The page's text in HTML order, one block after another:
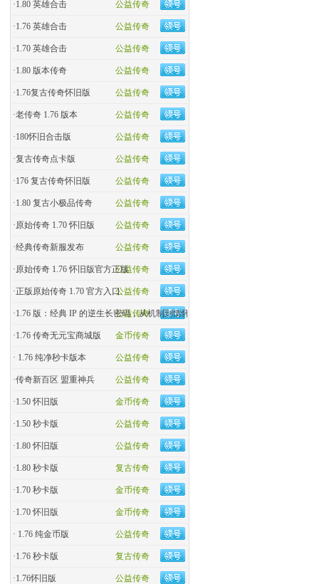
公益传奇
·1.80 英雄合击
公益传奇
·1.76 英雄合击
公益传奇
·1.70 英雄合击
公益传奇
·1.80 版本传奇
公益传奇
·1.76复古传奇怀旧版
公益传奇
·老传奇 1.76 版本
公益传奇
·180怀旧合击版
公益传奇
·复古传奇点卡版
公益传奇
·176 复古传奇怀旧版
公益传奇
·1.80 复古小极品传奇
公益传奇
·原始传奇 1.70 怀旧版
公益传奇
·经典传奇新服发布
公益传奇
·原始传奇 1.76 怀旧版官方正版
公益传奇
·正版原始传奇 1.70 官方入口
公益传奇
·1.76 版：经典 IP 的逆生长密码，从机制到情怀的全民�
金币传奇
·1.76 传奇无元宝商城版
公益传奇
· 1.76 纯净秒卡版本
公益传奇
·传奇新百区 盟重神兵
金币传奇
·1.50 怀旧版
公益传奇
·1.50 秒卡版
公益传奇
·1.80 怀旧版
复古传奇
·1.80 秒卡版
金币传奇
·1.70 秒卡版
金币传奇
·1.70 怀旧版
公益传奇
· 1.76 纯金币版
复古传奇
·1.76 秒卡版
公益传奇
·1.76怀旧版